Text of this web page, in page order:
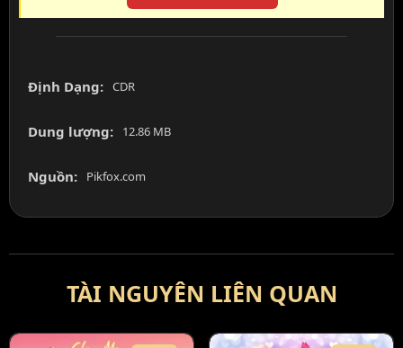
Định Dạng: CDR
Dung lượng: 12.86 MB
Nguồn: Pikfox.com
TÀI NGUYÊN LIÊN QUAN